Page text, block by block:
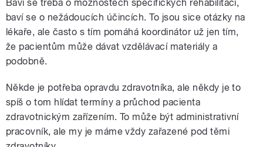
Baví se třeba o možnostech specifických rehabilitací,
baví se o nežádoucích účincích. To jsou sice otázky na
lékaře, ale často s tím pomáhá koordinátor už jen tím,
že pacientům může dávat vzdělávací materiály a
podobně.
Někde je potřeba opravdu zdravotníka, ale někdy je to
spíš o tom hlídat termíny a průchod pacienta
zdravotnickým zařízením. To může být administrativní
pracovník, ale my je máme vždy zařazené pod těmi